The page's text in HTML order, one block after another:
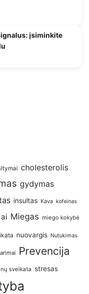
įsiminkite
cholesterolis
gydymas
insultas Kava kofeinas
Miegas miego kokybė
nuovargis Nutukimas
Prevencija
sveikata stresas